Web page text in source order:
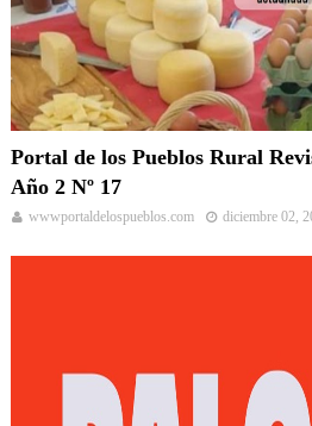
Portal de los Pueblos Rural
Año 2 Nº 17
wwwportaldelospueblos.com diciembre 02,